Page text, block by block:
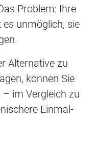
Problem: Ihre
unmöglich, sie
Alternative zu
können Sie
im Vergleich zu
Einmal-